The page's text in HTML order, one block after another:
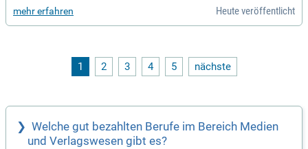
mehr erfahren Heute veröffentlicht
1 2 3 4 5 nächste
Welche gut bezahlten Berufe im Bereich Medien
und Verlagswesen gibt es?